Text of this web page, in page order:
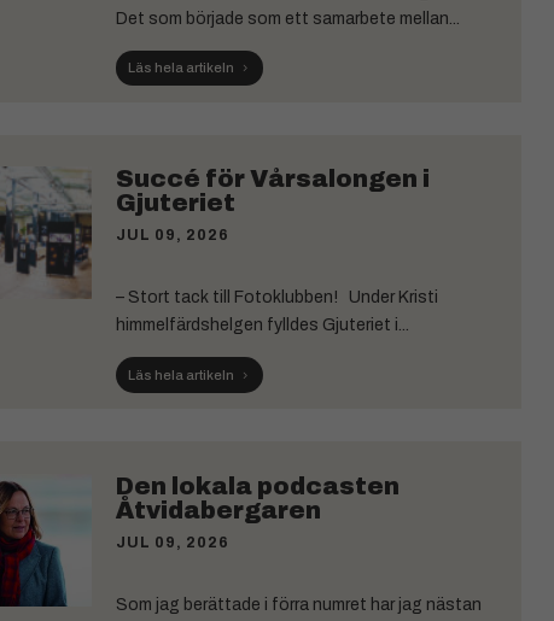
Det som började som ett samarbete mellan...
Läs hela artikeln
Succé för Vårsalongen i
Gjuteriet
JUL 09, 2026
– Stort tack till Fotoklubben! Under Kristi
himmelfärdshelgen fylldes Gjuteriet i...
Läs hela artikeln
Den lokala podcasten
Åtvidabergaren
JUL 09, 2026
Som jag berättade i förra numret har jag nästan